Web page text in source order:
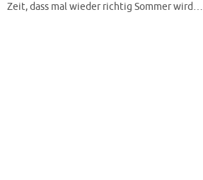
Zeit, dass mal wieder richtig Sommer wird…